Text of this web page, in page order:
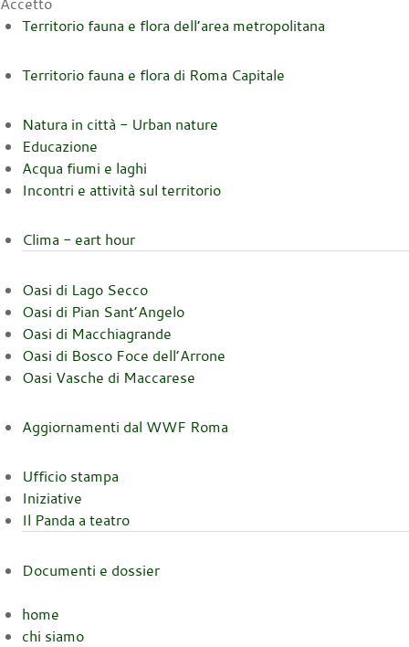
Territorio fauna e flora dell’area metropolitana
Territorio fauna e flora di Roma Capitale
Natura in città - Urban nature
Educazione
Acqua fiumi e laghi
Incontri e attività sul territorio
Clima - eart hour
Oasi di Lago Secco
Oasi di Pian Sant’Angelo
Oasi di Macchiagrande
Oasi di Bosco Foce dell’Arrone
Oasi Vasche di Maccarese
Aggiornamenti dal WWF Roma
Ufficio stampa
Iniziative
Il Panda a teatro
Documenti e dossier
home
chi siamo